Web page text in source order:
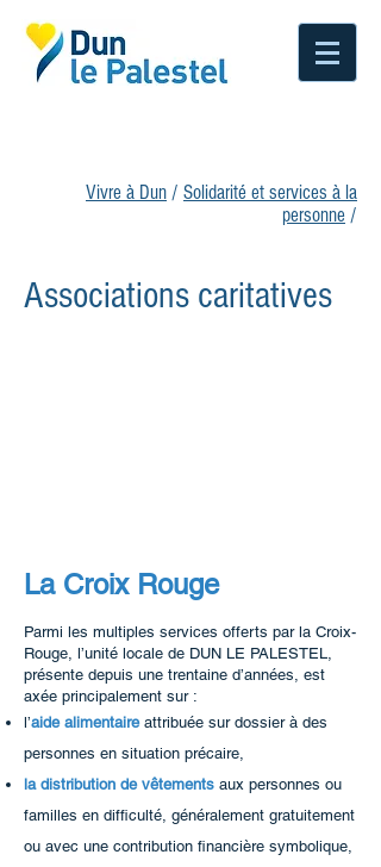
Vivre à Dun / Solidarité et services à la
personne /
Associations caritatives
La Croix Rouge
Parmi les multiples services offerts par la Croix-
Rouge, l’unité locale de DUN LE PALESTEL,
présente depuis une trentaine d’années, est
axée principalement sur :
l’aide alimentaireattribuée sur dossier à des
personnes en situation précaire,
la distribution de vêtements aux personnes ou
familles en difficulté, généralement gratuitement
ou avec une contribution financière symbolique,